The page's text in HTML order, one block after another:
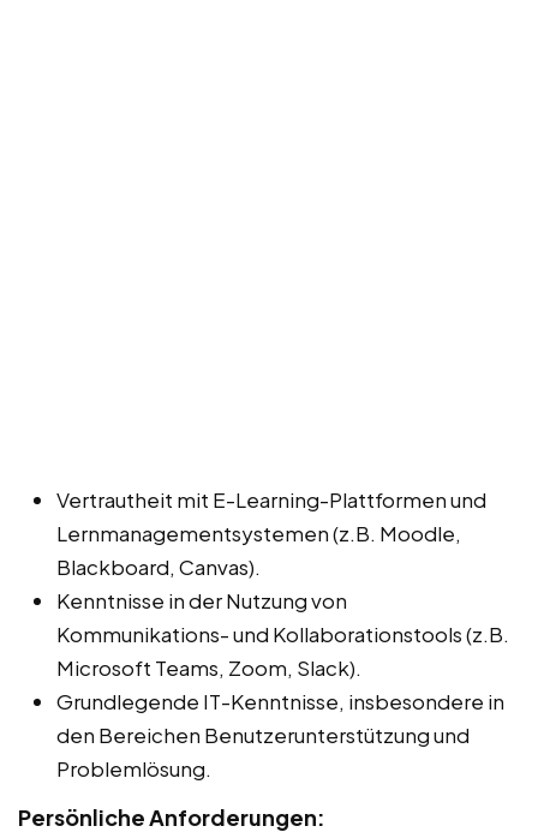
Vertrautheit mit E-Learning-Plattformen und
Lernmanagementsystemen (z.B. Moodle,
Blackboard, Canvas).
Kenntnisse in der Nutzung von
Kommunikations- und Kollaborationstools (z.B.
Microsoft Teams, Zoom, Slack).
Grundlegende IT-Kenntnisse, insbesondere in
den Bereichen Benutzerunterstützung und
Problemlösung.
Persönliche Anforderungen: